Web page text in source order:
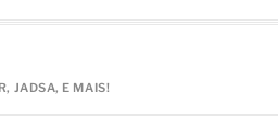
JADSA, E MAIS!